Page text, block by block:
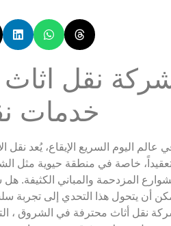
نقل
خدمات
عالم اليوم السريع الإيقاع، يُعد نقل
خاصة في منطقة حيوية مثل
المزدحمة والمباني الكثيفة.
أن يتحول هذا التحدي إلى تجربة
نقل أثاث محترفة في الشروق ،